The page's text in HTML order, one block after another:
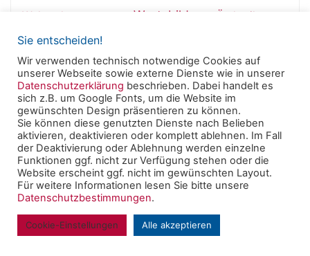
Wahrnehmung Wertebildung Ästhetik
Powered byRoseta& WordPress
© 2025 Clearingstelle Medienkompetenz der Deutschen
Bischofskonferenz an der Katholischen Hochschule
Mainz -Impressum| Datenschutzerklärung
Back
Sie entscheiden!
Wir verwenden technisch notwendige Cookies auf
unserer Webseite sowie externe Dienste wie in unserer
Datenschutzerklärung beschrieben. Dabei handelt es
sich z.B. um Google Fonts, um die Website im
gewünschten Design präsentieren zu können.
Sie können diese genutzten Dienste nach Belieben
aktivieren, deaktivieren oder komplett ablehnen. Im Fall
der Deaktivierung oder Ablehnung werden einzelne
Funktionen ggf. nicht zur Verfügung stehen oder die
Website erscheint ggf. nicht im gewünschten Layout.
Für weitere Informationen lesen Sie bitte unsere
Datenschutzbestimmungen.
Cookie-Einstellungen Alle akzeptieren